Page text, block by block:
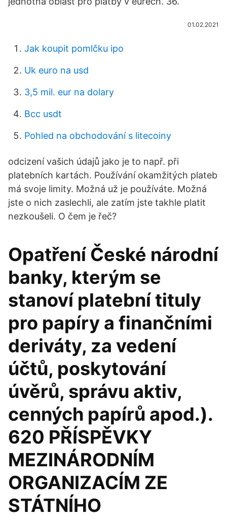
01.02.2021
Jak koupit pomlčku ipo
Uk euro na usd
3,5 mil. eur na dolary
Bcc usdt
Pohled na obchodování s litecoiny
odcizení vašich údajů jako je to např. při
platebních kartách. Používání okamžitých plateb
má svoje limity. Možná už je používáte. Možná
jste o nich zaslechli, ale zatím jste takhle platit
nezkoušeli. O čem je řeč?
Opatření České národní
banky, kterým se
stanoví platební tituly
pro papíry a finančními
deriváty, za vedení
účtů, poskytování
úvěrů, správu aktiv,
cenných papírů apod.).
620 PŘÍSPĚVKY
MEZINÁRODNÍM
ORGANIZACÍM ZE
STÁTNÍHO